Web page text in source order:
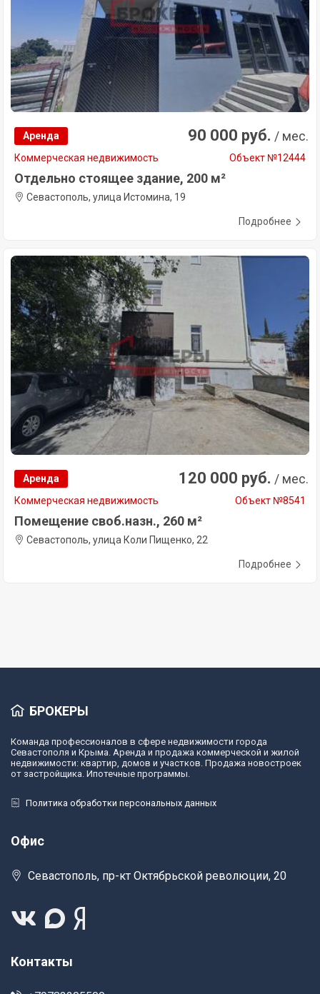
Аренда 90 000 руб. / мес.
Коммерческая недвижимость Объект №12444
Отдельно стоящее здание, 200 м²
Севастополь, улица Истомина, 19
Подробнее
Аренда 120 000 руб. / мес.
Коммерческая недвижимость Объект №8541
Помещение своб.назн., 260 м²
Севастополь, улица Коли Пищенко, 22
Подробнее
БРОКЕРЫ
Команда профессионалов в сфере недвижимости города
Севастополя и Крыма. Аренда и продажа коммерческой и жилой
недвижимости: квартир, домов и участков. Продажа новостроек
от застройщика. Ипотечные программы.
Политика обработки персональных данных
Офис
Севастополь, пр-кт Октябрьской революции, 20
Контакты